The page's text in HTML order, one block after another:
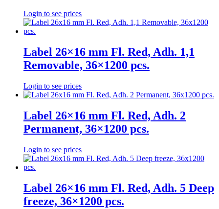
Login to see prices
Label 26×16 mm Fl. Red, Adh. 1,1
Removable, 36×1200 pcs.
Login to see prices
Label 26×16 mm Fl. Red, Adh. 2
Permanent, 36×1200 pcs.
Login to see prices
Label 26×16 mm Fl. Red, Adh. 5 Deep
freeze, 36×1200 pcs.